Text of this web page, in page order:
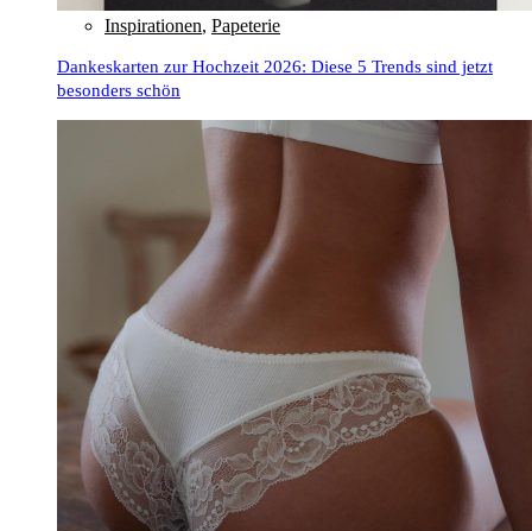
Inspirationen, Papeterie
Dankeskarten zur Hochzeit 2026: Diese 5 Trends sind jetzt
besonders schön